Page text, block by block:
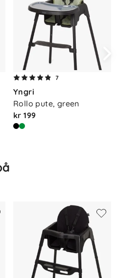
stables – plassbesparende
og fleksibel barnestol
7
Yngri
Rollo pute, green
kr 199